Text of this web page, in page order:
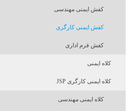
کفش ایمنی مهندسی
کفش ایمنی کارگری
کفش فرم اداری
کلاه ایمنی
کلاه ایمنی کارگری JSP
کلاه ایمنی مهندسی